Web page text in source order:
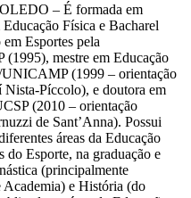
– É formada em
Física e Bacharel
Esportes pela
mestre em Educação
(1999 – orientação
Píccolo), e doutora em
(2010 – orientação
de Sant’Anna). Possui
áreas da Educação
do Esporte, na graduação e
(principalmente
Academia) e História (do